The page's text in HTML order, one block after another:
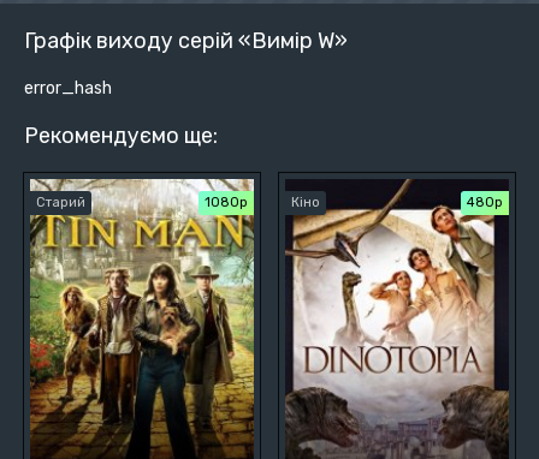
Графік виходу серій «Вимір W»
error_hash
Рекомендуємо ще:
Старий 1080p Кіно 480р